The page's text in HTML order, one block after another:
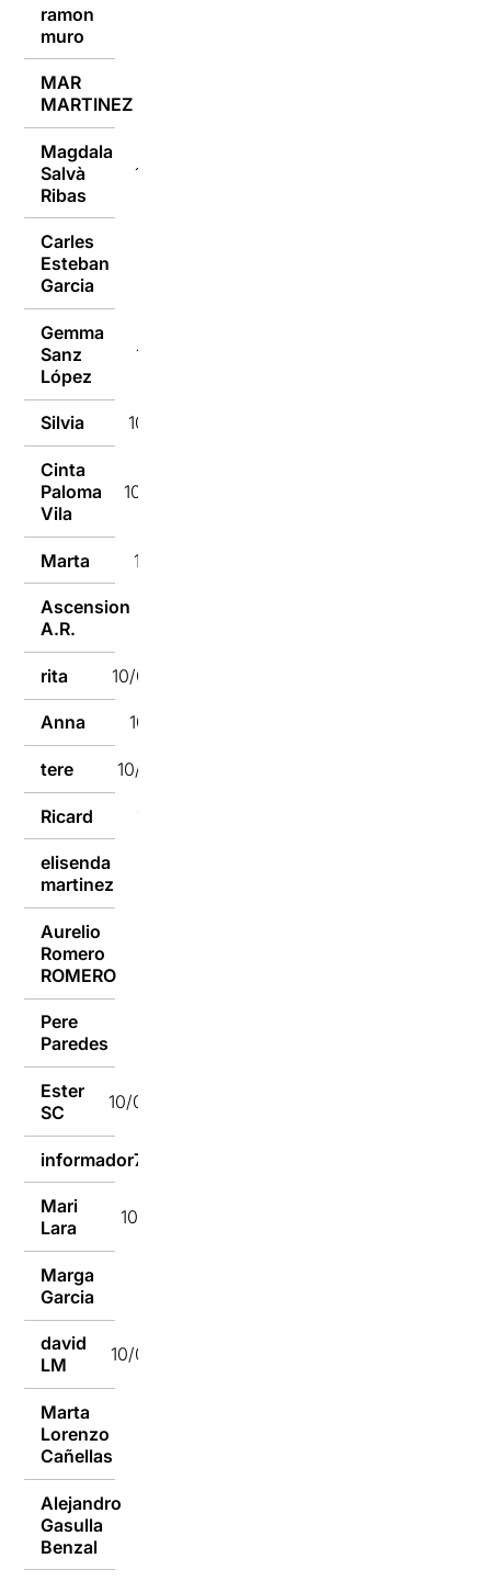
ramon
muro
MAR
MARTINEZ
Magdala
Salvà
Ribas
10/09/2018
Carles
Esteban
Garcia
Gemma
Sanz
López
10/09/2018
Silvia 10/09/2018
Cinta
Paloma
Vila
10/09/2018
Marta 10/09/2018
Ascension
A.R.
rita 10/09/2018
Anna 10/09/2018
tere 10/09/2018
Ricard 10/09/2018
elisenda
martinez
Aurelio
Romero
ROMERO
Pere
Paredes
Ester
SC
10/09/2018
informador782
Mari
Lara
10/09/2018
Marga
Garcia
david
LM
10/09/2018
Marta
Lorenzo
Cañellas
Alejandro
Gasulla
Benzal